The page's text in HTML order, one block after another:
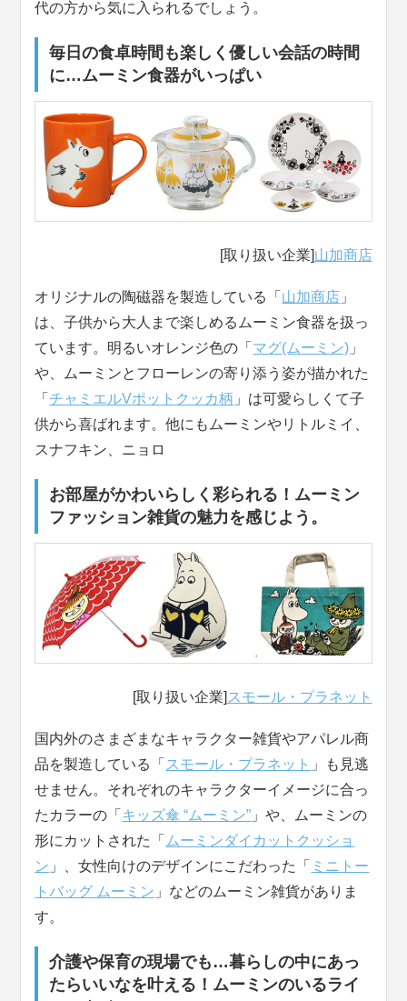
代の方から気に入られるでしょう。
毎日の食卓時間も楽しく優しい会話の時間
に…ムーミン食器がいっぱい
[取り扱い企業]山加商店
オリジナルの陶磁器を製造している「 山加商店 」
は、子供から大人まで楽しめるムーミン食器を扱っ
ています。明るいオレンジ色の「 マグ(ムーミン) 」
や、ムーミンとフローレンの寄り添う姿が描かれた
「 チャミエルVポットクッカ柄 」は可愛らしくて子
供から喜ばれます。他にもムーミンやリトルミイ、
スナフキン、ニョロ
お部屋がかわいらしく彩られる！ムーミン
ファッション雑貨の魅力を感じよう。
[取り扱い企業] スモール・プラネット
国内外のさまざまなキャラクター雑貨やアパレル商
品を製造している「 スモール・プラネット 」も見逃
せません。それぞれのキャラクターイメージに合っ
たカラーの「 キッズ傘 “ムーミン” 」や、ムーミンの
形にカットされた「 ムーミンダイカットクッショ
ン 」、女性向けのデザインにこだわった「 ミニトー
トバッグ ムーミン 」などのムーミン雑貨がありま
す。
介護や保育の現場でも…暮らしの中にあっ
たらいいなを叶える！ムーミンのいるライ